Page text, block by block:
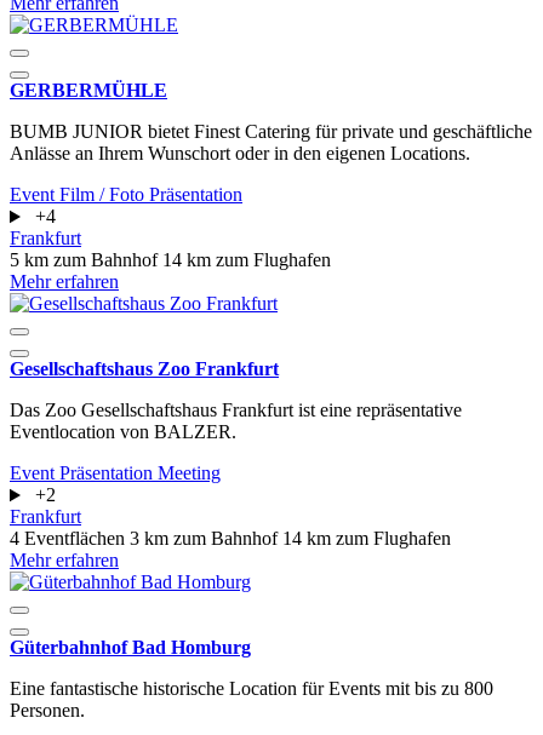
GERBERMÜHLE
BUMB JUNIOR bietet Finest Catering für private und geschäftliche
Anlässe an Ihrem Wunschort oder in den eigenen Locations.
Event Film / Foto Präsentation
+4
Frankfurt
5 km zum Bahnhof 14 km zum Flughafen
Mehr erfahren
Gesellschaftshaus Zoo Frankfurt
Das Zoo Gesellschaftshaus Frankfurt ist eine repräsentative
Eventlocation von BALZER.
Event Präsentation Meeting
+2
Frankfurt
4 Eventflächen 3 km zum Bahnhof 14 km zum Flughafen
Mehr erfahren
Güterbahnhof Bad Homburg
Eine fantastische historische Location für Events mit bis zu 800
Personen.